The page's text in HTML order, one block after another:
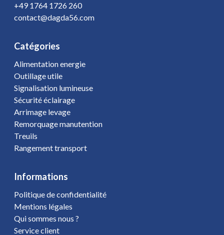
+49 1764 1726 260
contact@dagda56.com
Catégories
Alimentation energie
Outillage utile
Signalisation lumineuse
Sécurité éclairage
Arrimage levage
Remorquage manutention
Treuils
Rangement transport
Informations
Politique de confidentialité
Mentions légales
Qui sommes nous ?
Service client